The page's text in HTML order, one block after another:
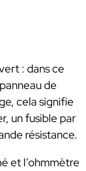
: dans ce
de
cela signifie
un fusible par
résistance.
et l’ohmmètre